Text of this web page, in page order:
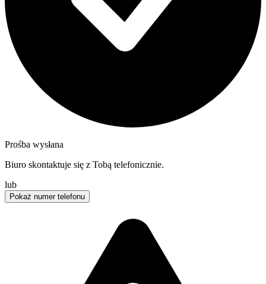
Prośba wysłana
Biuro skontaktuje się z Tobą telefonicznie.
lub
Pokaż numer telefonu